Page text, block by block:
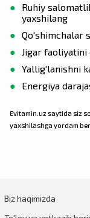
Ruhiy
yaxshilang
Qo'shimchalar
Jigar
Yallig'lanishni
Energiya
Evitamin.uz saytida siz
yaxshilashga yordam
Biz haqimizda